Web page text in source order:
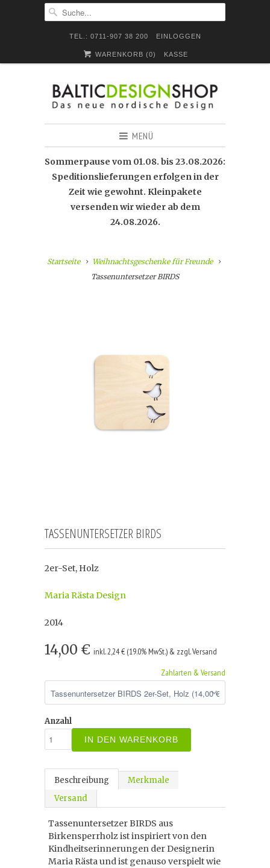
TEL.: 0711-907 38 200 EINLOGGEN
WARENKORB (0) KASSE
MENÜ
Sommerpause vom 01.08. bis 23.08.2026:
Speditionslieferungen erfolgen in der
Zeit wie gewohnt. Kleinpakete
versenden wir wieder ab dem
24.08.2026.
Startseite
Weihnachtsgeschenke für Freunde
Tassenuntersetzer BIRDS
TASSENUNTERSETZER BIRDS
2er-Set, Holz
Maria Rästa Design
2014
14,00 € inkl. 2,24 € (19.0% MwSt.) & zzgl. Versand
Zahlarten & Versand
Anzahl
IN DEN WARENKORB
Beschreibung
Merkmale
Versand
Tassenuntersetzer BIRDS aus
Birkensperrholz ist inspiriert von den
Kindheitserinnerungen der Designerin
Maria Rästa und ist genauso verspielt wie